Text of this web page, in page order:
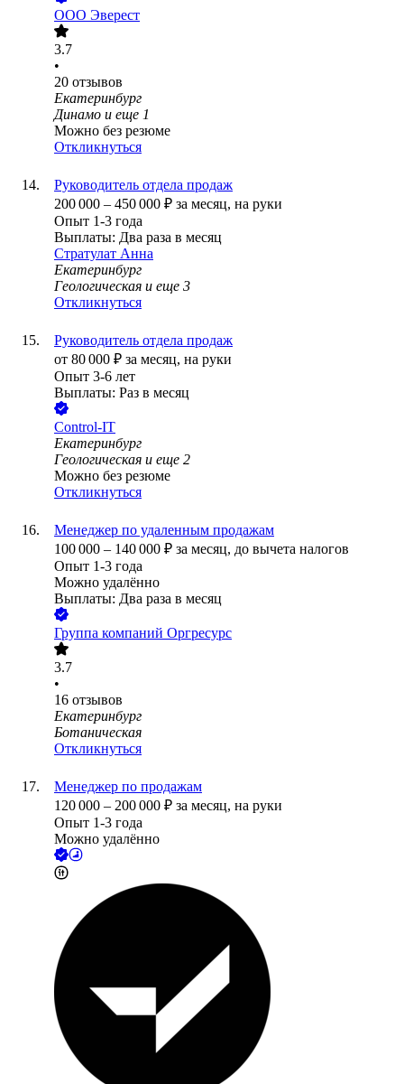
ООО Эверест
3.7
•
20 отзывов
Екатеринбург
Динамо и еще 1
Можно без резюме
Откликнуться
Руководитель отдела продаж
200 000 – 450 000 ₽ за месяц, на руки
Опыт 1-3 года
Выплаты: Два раза в месяц
Стратулат Анна
Екатеринбург
Геологическая и еще 3
Откликнуться
Руководитель отдела продаж
от 80 000 ₽ за месяц, на руки
Опыт 3-6 лет
Выплаты: Раз в месяц
Control-IT
Екатеринбург
Геологическая и еще 2
Можно без резюме
Откликнуться
Менеджер по удаленным продажам
100 000 – 140 000 ₽ за месяц, до вычета налогов
Опыт 1-3 года
Можно удалённо
Выплаты: Два раза в месяц
Группа компаний Оргресурс
3.7
•
16 отзывов
Екатеринбург
Ботаническая
Откликнуться
Менеджер по продажам
120 000 – 200 000 ₽ за месяц, на руки
Опыт 1-3 года
Можно удалённо